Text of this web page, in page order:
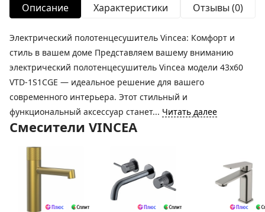
Описание Характеристики Отзывы (0)
Электрический полотенцесушитель Vincea: Комфорт и
стиль в вашем доме Представляем вашему вниманию
электрический полотенцесушитель Vincea модели 43х60
VTD-1S1CGE — идеальное решение для вашего
современного интерьера. Этот стильный и
функциональный аксессуар станет... Читать далее
Смесители VINCEA